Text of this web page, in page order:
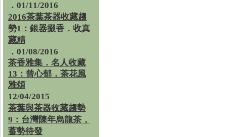
．01/11/2016
2016茶葉茶器收藏趨
勢1：銀器掇香．收真
藏精
．01/08/2016
茶香雅集 ． 名人收藏
13：曾心郁．茶花風
雅頌
12/04/2015
茶葉與茶器收藏趨勢
9：台灣陳年烏龍茶，
蓄勢待發